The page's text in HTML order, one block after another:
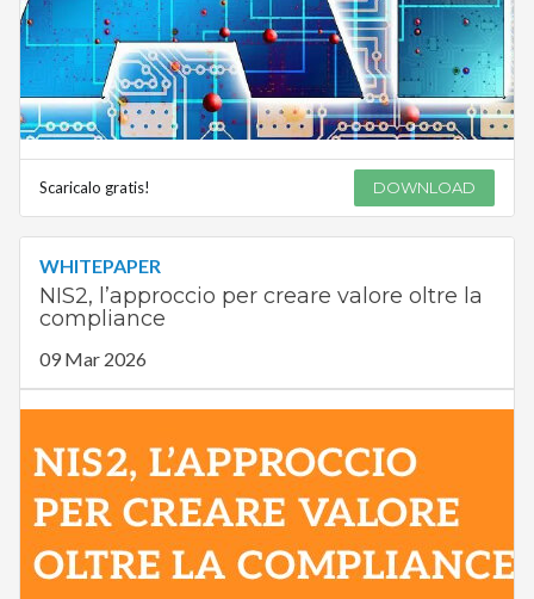
Scaricalo gratis! DOWNLOAD
WHITEPAPER
NIS2, l’approccio per creare valore oltre la
compliance
09 Mar 2026